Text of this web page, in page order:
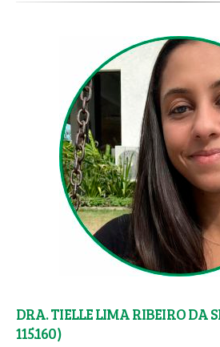
DRA. TIELLE LIMA RIBEIRO DA
115.160)